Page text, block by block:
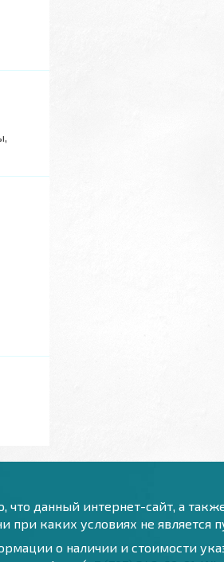
данный интернет-сайт, а
каких условиях не является
о наличии и стоимости